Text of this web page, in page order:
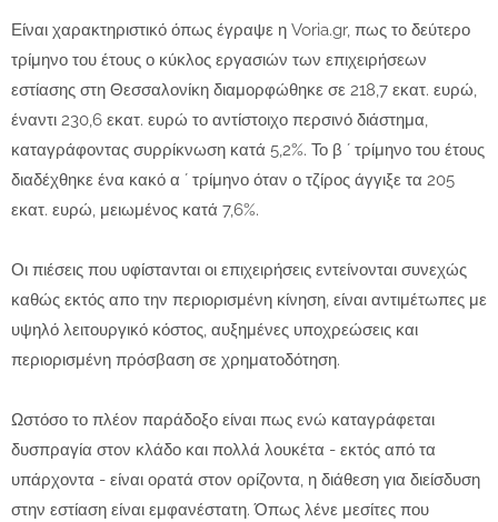
Είναι χαρακτηριστικό όπως έγραψε η Voria.gr, πως το δεύτερο
τρίμηνο του έτους ο κύκλος εργασιών των επιχειρήσεων
εστίασης στη Θεσσαλονίκη διαμορφώθηκε σε 218,7 εκατ. ευρώ,
έναντι 230,6 εκατ. ευρώ το αντίστοιχο περσινό διάστημα,
καταγράφοντας συρρίκνωση κατά 5,2%. Το β ´ τρίμηνο του έτους
διαδέχθηκε ένα κακό α ´ τρίμηνο όταν ο τζίρος άγγιξε τα 205
εκατ. ευρώ, μειωμένος κατά 7,6%.
Οι πιέσεις που υφίστανται οι επιχειρήσεις εντείνονται συνεχώς
καθώς εκτός απο την περιορισμένη κίνηση, είναι αντιμέτωπες με
υψηλό λειτουργικό κόστος, αυξημένες υποχρεώσεις και
περιορισμένη πρόσβαση σε χρηματοδότηση.
Ωστόσο το πλέον παράδοξο είναι πως ενώ καταγράφεται
δυσπραγία στον κλάδο και πολλά λουκέτα - εκτός από τα
υπάρχοντα - είναι ορατά στον ορίζοντα, η διάθεση για διείσδυση
στην εστίαση είναι εμφανέστατη. Όπως λένε μεσίτες που